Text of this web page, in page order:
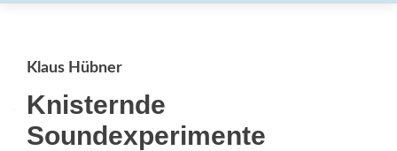
Klaus Hübner
Knisternde
Soundexperimente